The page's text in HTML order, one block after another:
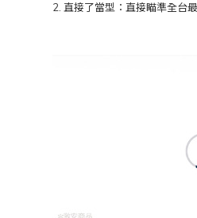
2. 直接了當型：直接瞄準全台